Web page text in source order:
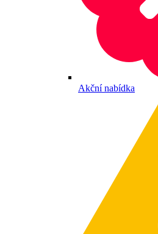
Akční nabídka